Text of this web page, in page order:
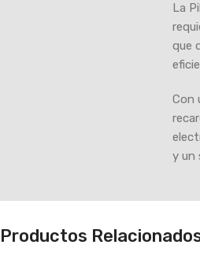
La
que
Con
y un
Productos